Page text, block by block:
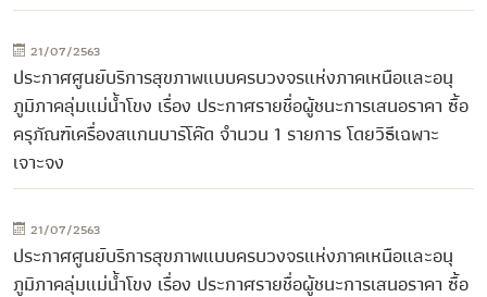
21/07/2563
ประกาศศูนย์บริการสุขภาพแบบครบวงจรแห่งภาคเหนือและอนุ
ภูมิภาคลุ่มแม่น้ำโขง เรื่อง ประกาศรายชื่อผู้ชนะการเสนอราคา ซื้อ
ครุภัณฑ์เครื่องสแกนบาร์โค๊ด จำนวน 1 รายการ โดยวิธีเฉพาะ
เจาะจง
21/07/2563
ประกาศศูนย์บริการสุขภาพแบบครบวงจรแห่งภาคเหนือและอนุ
ภูมิภาคลุ่มแม่น้ำโขง เรื่อง ประกาศรายชื่อผู้ชนะการเสนอราคา ซื้อ